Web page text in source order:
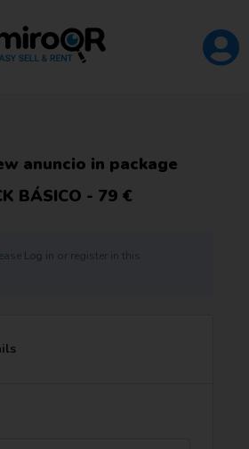
anuncio in package
BÁSICO - 79 €
Log in or register in this